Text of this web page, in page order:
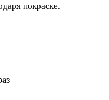
покраске.